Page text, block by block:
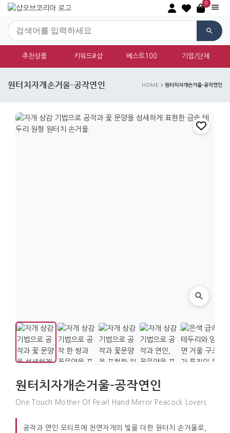
0
추천상품 키워드#샵 베스트100 기업/단체
원터치자개손거울-공작연인 HOME 원터치자개손거울-공작연인
원터치자개손거울-공작연인
One Touch Mother Of Pearl Hand Mirror Peacock Lovers
공작과 연인 모티프에 천연자개의 빛을 더한 원터치 손거울로,